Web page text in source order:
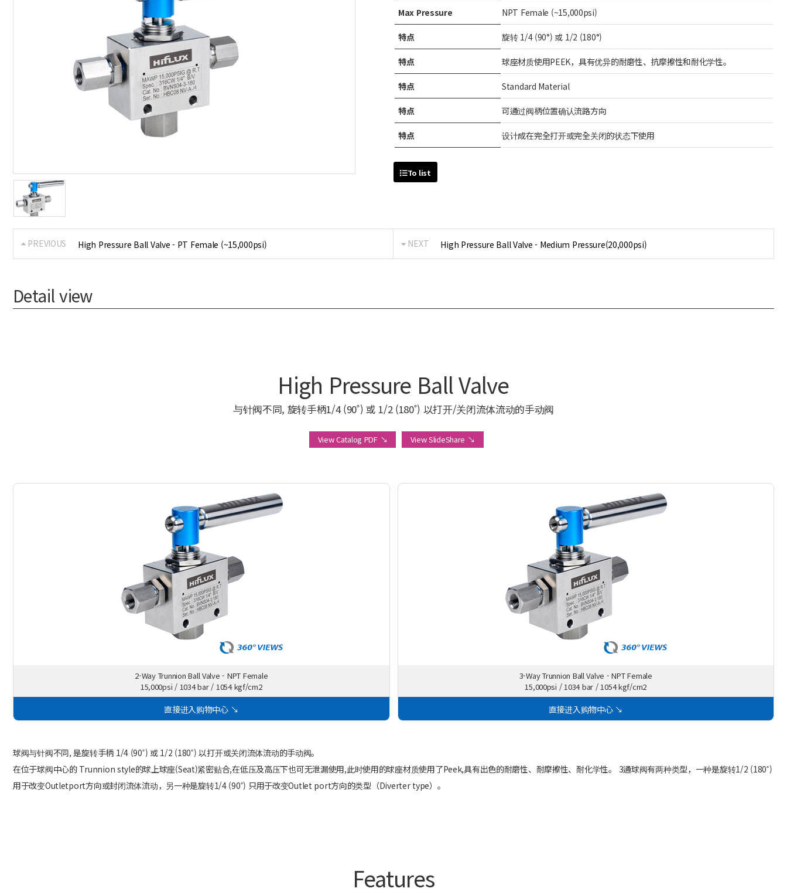
Max Pressure NPT Female (~15,000psi)
特点 旋转 1/4 (90°) 或 1/2 (180°)
特点 球座材质使用PEEK，具有优异的耐磨性、抗摩擦性和耐化学性。
特点 Standard Material
特点 可通过阀柄位置确认流路方向
特点 设计成在完全打开或完全关闭的状态下使用
To list
PREVIOUS High Pressure Ball Valve - PT Female (~15,000psi) NEXT High Pressure Ball Valve - Medium Pressure(20,000psi)
Detail view
High Pressure Ball Valve
与针阀不同, 旋转手柄1/4 (90˚) 或 1/2 (180˚) 以打开/关闭流体流动的手动阀
View Catalog PDF ↘ View SlideShare ↘
2-Way Trunnion Ball Valve - NPT Female
15,000psi / 1034 bar / 1054 kgf/cm2
直接进入购物中心 ↘
3-Way Trunnion Ball Valve - NPT Female
15,000psi / 1034 bar / 1054 kgf/cm2
直接进入购物中心 ↘
球阀与针阀不同, 是旋转手柄 1/4 (90˚) 或 1/2 (180˚) 以打开或关闭流体流动的手动阀。
在位于球阀中心的 Trunnion style的球上球座(Seat)紧密贴合,在低压及高压下也可无泄漏使用,此时使用的球座材质使用了Peek,具有出色的耐磨性、耐摩擦性、耐化学性。 3通球阀有两种类型，一种是旋转1/2 (180˚)
用于改变Outletport方向或封闭流体流动，另一种是旋转1/4 (90˚) 只用于改变Outlet port方向的类型（Diverter type）。
Features